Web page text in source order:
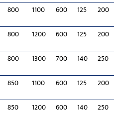
800 1100 600 125 200
800 1200 600 125 200
800 1300 700 140 250
850 1100 600 125 200
850 1200 600 140 250